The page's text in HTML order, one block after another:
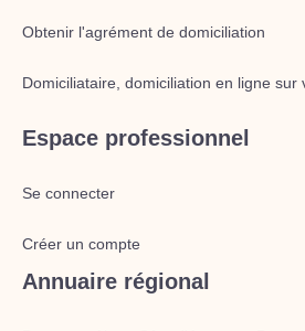
Obtenir l'agrément de domiciliation
Domiciliataire, domiciliation en ligne sur
Espace professionnel
Se connecter
Créer un compte
Annuaire régional